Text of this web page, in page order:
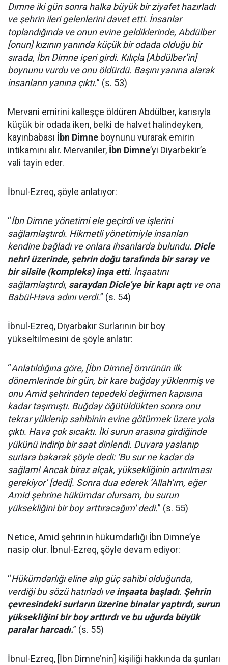
Dımne iki gün sonra halka büyük bir ziyafet hazırladı
ve şehrin ileri gelenlerini davet etti. İnsanlar
toplandığında ve onun evine geldiklerinde, Abdülber
[onun] kızının yanında küçük bir odada olduğu bir
sırada, İbn Dimne içeri girdi. Kılıçla [Abdülber’in]
boynunu vurdu ve onu öldürdü. Başını yanına alarak
insanların yanına çıktı.” (s. 53)
Mervani emirini kalleşçe öldüren Abdülber, karısıyla
küçük bir odada iken, belki de halvet halindeyken,
kayınbabası İbn Dimne boynunu vurarak emirin
intikamını alır. Mervaniler, İbn Dimne’yi Diyarbekir’e
vali tayin eder.
İbnul-Ezreq, şöyle anlatıyor:
“İbn Dimne yönetimi ele geçirdi ve işlerini
sağlamlaştırdı. Hikmetli yönetimiyle insanları
kendine bağladı ve onlara ihsanlarda bulundu. Dicle
nehri üzerinde, şehrin doğu tarafında bir saray ve
bir silsile (kompleks) inşa etti. İnşaatını
sağlamlaştırdı, saraydan Dicle’ye bir kapı açtıve ona
Babül-Hava adını verdi.” (s. 54)
İbnul-Ezreq, Diyarbakır Surlarının bir boy
yükseltilmesini de şöyle anlatır:
“Anlatıldığına göre, [İbn Dimne] ömrünün ilk
dönemlerinde bir gün, bir kare buğday yüklenmiş ve
onu Amid şehrinden tepedeki değirmen kapısına
kadar taşımıştı. Buğday öğütüldükten sonra onu
tekrar yüklenip sahibinin evine götürmek üzere yola
çıktı. Hava çok sıcaktı. İki surun arasına girdiğinde
yükünü indirip bir saat dinlendi. Duvara yaslanıp
surlara bakarak şöyle dedi: ‘Bu sur ne kadar da
sağlam! Ancak biraz alçak, yüksekliğinin artırılması
gerekiyor’ [dedi]. Sonra dua ederek ‘Allah’ım, eğer
Amid şehrine hükümdar olursam, bu surun
yüksekliğini bir boy arttıracağım' dedi.” (s. 55)
Netice, Amid şehrinin hükümdarlığı İbn Dimne’ye
nasip olur. İbnul-Ezreq, şöyle devam ediyor:
“Hükümdarlığı eline alıp güç sahibi olduğunda,
verdiği bu sözü hatırladı veinşaata başladı. Şehrin
çevresindeki surların üzerine binalar yaptırdı, surun
yüksekliğini bir boy arttırdı ve bu uğurda büyük
paralar harcadı.” (s. 55)
İbnul-Ezreq, [İbn Dimne’nin] kişiliği hakkında da şunları